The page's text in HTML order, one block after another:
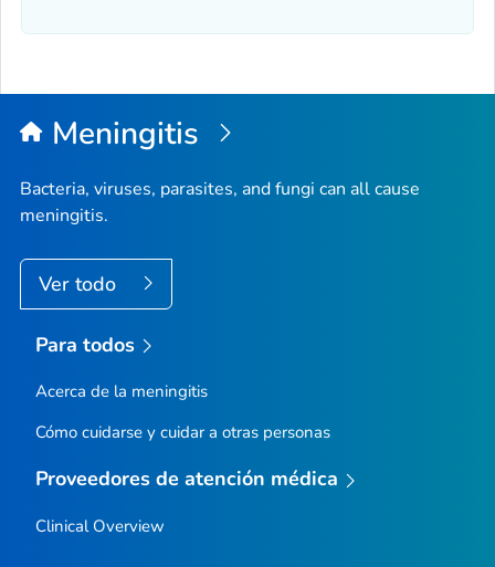
Meningitis
Bacteria, viruses, parasites, and fungi can all cause
meningitis.
Ver todo
Para todos
Acerca de la meningitis
Cómo cuidarse y cuidar a otras personas
Proveedores de atención médica
Clinical Overview